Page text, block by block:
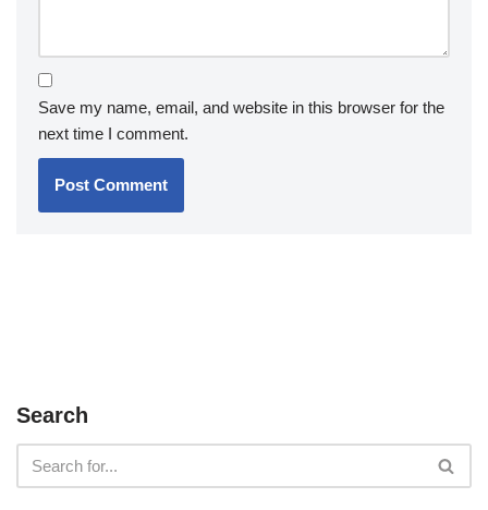
Save my name, email, and website in this browser for the
next time I comment.
Search